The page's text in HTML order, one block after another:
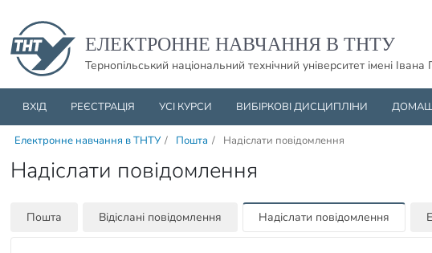
ЕЛЕКТРОННЕ НАВЧАННЯ В ТНТУ
Тернопільський національний технічний університет імені
ВХІД РЕЄСТРАЦІЯ УСІ КУРСИ ВИБІРКОВІ ДИСЦИПЛІНИ
Електронне навчання в ТНТУ / Пошта / Надіслати повідомлення
Надіслати повідомлення
Пошта Відіслані повідомлення Надіслати повідомлення